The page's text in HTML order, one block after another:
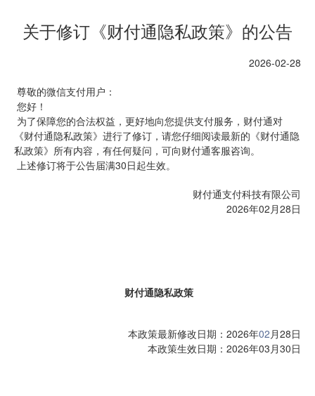
关于修订《财付通隐私政策》的公告
2026-02-28
尊敬的微信支付用户：
您好！
《财付通隐私政策》进行了修订，请您仔细阅读最新的《财付通隐
私政策》所有内容，有任何疑问，可向财付通客服咨询。
上述修订将于公告届满30日起生效。
财付通支付科技有限公司
2026年02月28日
财付通隐私政策
本政策最新修改日期：2026年02月28日
本政策生效日期：2026年03月30日